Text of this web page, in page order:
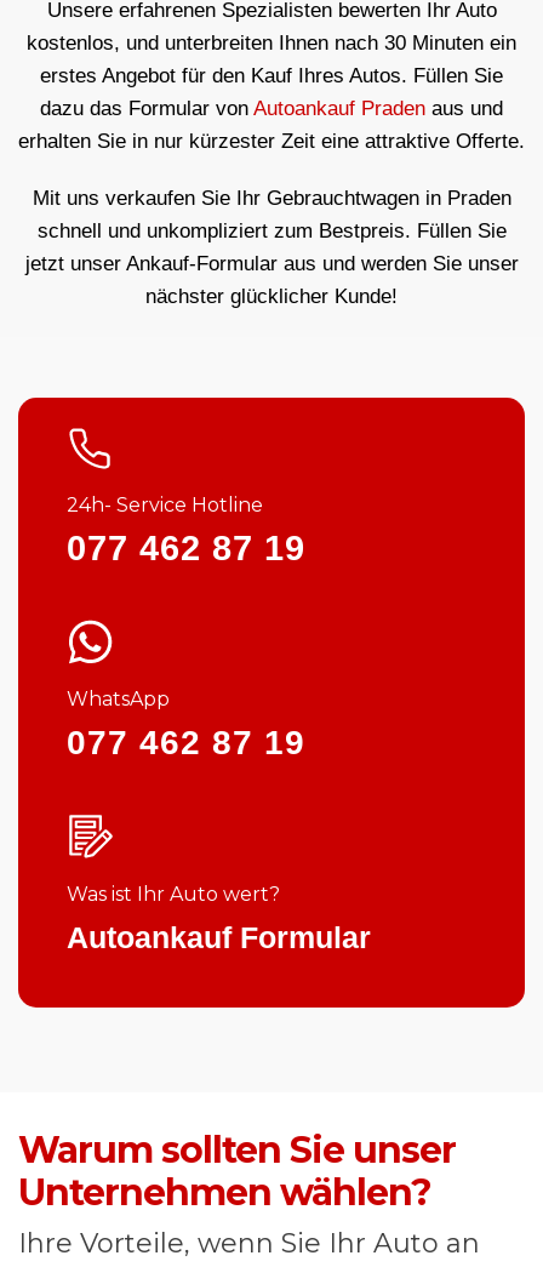
Unsere erfahrenen Spezialisten bewerten Ihr Auto
kostenlos, und unterbreiten Ihnen nach 30 Minuten ein
erstes Angebot für den Kauf Ihres Autos. Füllen Sie
dazu das Formular von Autoankauf Praden aus und
erhalten Sie in nur kürzester Zeit eine attraktive Offerte.
Mit uns verkaufen Sie Ihr Gebrauchtwagen in Praden
schnell und unkompliziert zum Bestpreis. Füllen Sie
jetzt unser Ankauf-Formular aus und werden Sie unser
nächster glücklicher Kunde!
24h- Service Hotline
077 462 87 19
WhatsApp
077 462 87 19
Was ist Ihr Auto wert?
Autoankauf Formular
Warum sollten Sie unser
Unternehmen wählen?
Ihre Vorteile, wenn Sie Ihr Auto an